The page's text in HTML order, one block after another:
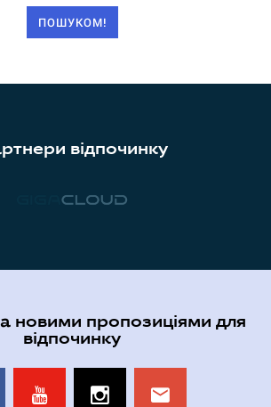
ПОШУКОМ!
відпочинку
новими пропозиціями для
відпочинку